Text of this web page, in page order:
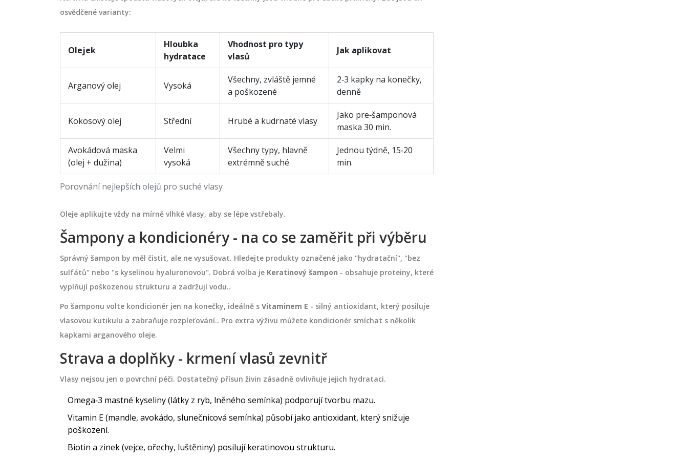
osvědčené varianty:
Porovnání nejlepších olejů pro suché vlasy
Olejek
Hloubka
hydratace
Vhodnost pro typy
vlasů
Jak aplikovat
Arganový olej Vysoká
Všechny, zvláště jemné
a poškozené
2‑3 kapky na konečky,
denně
Kokosový olej Střední Hrubé a kudrnaté vlasy
Jako pre‑šamponová
maska 30 min.
Avokádová maska
(olej + dužina)
Velmi
vysoká
Všechny typy, hlavně
extrémně suché
Jednou týdně, 15‑20
min.
Oleje aplikujte vždy na mírně vlhké vlasy, aby se lépe vstřebaly.
Šampony a kondicionéry - na co se zaměřit při výběru
Správný šampon by měl čistit, ale ne vysušovat. Hledejte produkty označené jako "hydratační", "bez
sulfátů" nebo "s kyselinou hyaluronovou". Dobrá volba je Keratinový šampon - obsahuje proteiny, které
vyplňují poškozenou strukturu a zadržují vodu..
Po šamponu volte kondicionér jen na konečky, ideálně s Vitaminem E - silný antioxidant, který posiluje
vlasovou kutikulu a zabraňuje rozpleťování.. Pro extra výživu můžete kondicionér smíchat s několik
kapkami arganového oleje.
Strava a doplňky - krmení vlasů zevnitř
Vlasy nejsou jen o povrchní péči. Dostatečný přísun živin zásadně ovlivňuje jejich hydrataci.
Omega‑3 mastné kyseliny (látky z ryb, lněného semínka) podporují tvorbu mazu.
Vitamin E (mandle, avokádo, slunečnicová semínka) působí jako antioxidant, který snižuje
poškození.
Biotin a zinek (vejce, ořechy, luštěniny) posilují keratinovou strukturu.